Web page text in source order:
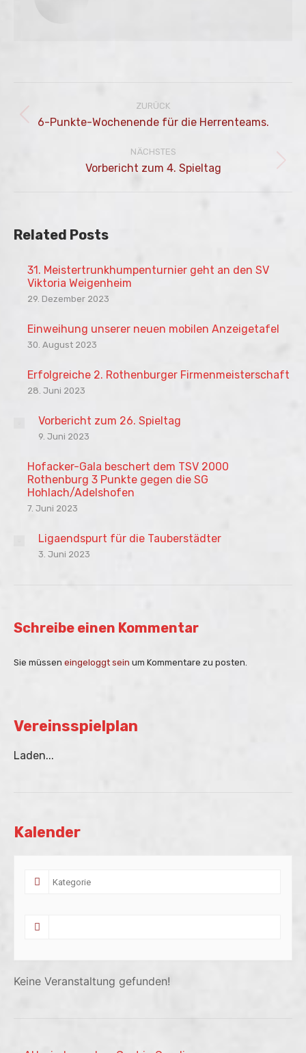
ZURÜCK
Vorheriger
6-Punkte-Wochenende für die Herrenteams.
NÄCHSTES
Nächster
Vorbericht zum 4. Spieltag
Related Posts
31. Meistertrunkhumpenturnier geht an den SV
Viktoria Weigenheim
29. Dezember 2023
Einweihung unserer neuen mobilen Anzeigetafel
30. August 2023
Erfolgreiche 2. Rothenburger Firmenmeisterschaft
28. Juni 2023
Vorbericht zum 26. Spieltag
9. Juni 2023
Hofacker-Gala beschert dem TSV 2000
Rothenburg 3 Punkte gegen die SG
Hohlach/Adelshofen
7. Juni 2023
Ligaendspurt für die Tauberstädter
3. Juni 2023
Schreibe einen Kommentar
Sie müssen eingeloggt sein um Kommentare zu posten.
Vereinsspielplan
Laden...
Kalender
Keine Veranstaltung gefunden!